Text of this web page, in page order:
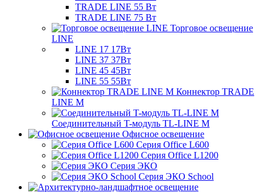
TRADE LINE 55 Вт
TRADE LINE 75 Вт
Торговое освещение
LINE
LINE 17 17Вт
LINE 37 37Вт
LINE 45 45Вт
LINE 55 55Вт
Коннектор TRADE
LINE M
Соединительный T-модуль TL-LINE M
Офисное освещение
Серия Office L600
Серия Office L1200
Серия ЭКО
Серия ЭКО School